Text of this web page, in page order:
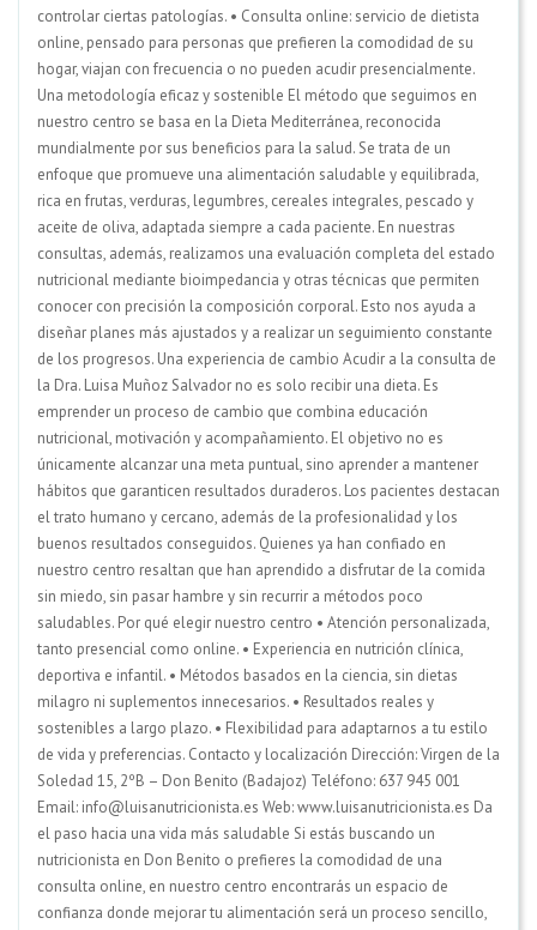
controlar ciertas patologías. • Consulta online: servicio de dietista
online, pensado para personas que prefieren la comodidad de su
hogar, viajan con frecuencia o no pueden acudir presencialmente.
Una metodología eficaz y sostenible El método que seguimos en
nuestro centro se basa en la Dieta Mediterránea, reconocida
mundialmente por sus beneficios para la salud. Se trata de un
enfoque que promueve una alimentación saludable y equilibrada,
rica en frutas, verduras, legumbres, cereales integrales, pescado y
aceite de oliva, adaptada siempre a cada paciente. En nuestras
consultas, además, realizamos una evaluación completa del estado
nutricional mediante bioimpedancia y otras técnicas que permiten
conocer con precisión la composición corporal. Esto nos ayuda a
diseñar planes más ajustados y a realizar un seguimiento constante
de los progresos. Una experiencia de cambio Acudir a la consulta de
la Dra. Luisa Muñoz Salvador no es solo recibir una dieta. Es
emprender un proceso de cambio que combina educación
nutricional, motivación y acompañamiento. El objetivo no es
únicamente alcanzar una meta puntual, sino aprender a mantener
hábitos que garanticen resultados duraderos. Los pacientes destacan
el trato humano y cercano, además de la profesionalidad y los
buenos resultados conseguidos. Quienes ya han confiado en
nuestro centro resaltan que han aprendido a disfrutar de la comida
sin miedo, sin pasar hambre y sin recurrir a métodos poco
saludables. Por qué elegir nuestro centro • Atención personalizada,
tanto presencial como online. • Experiencia en nutrición clínica,
deportiva e infantil. • Métodos basados en la ciencia, sin dietas
milagro ni suplementos innecesarios. • Resultados reales y
sostenibles a largo plazo. • Flexibilidad para adaptarnos a tu estilo
de vida y preferencias. Contacto y localización Dirección: Virgen de la
Soledad 15, 2ºB – Don Benito (Badajoz) Teléfono: 637 945 001
Email: info@luisanutricionista.es Web: www.luisanutricionista.es Da
el paso hacia una vida más saludable Si estás buscando un
nutricionista en Don Benito o prefieres la comodidad de una
consulta online, en nuestro centro encontrarás un espacio de
confianza donde mejorar tu alimentación será un proceso sencillo,